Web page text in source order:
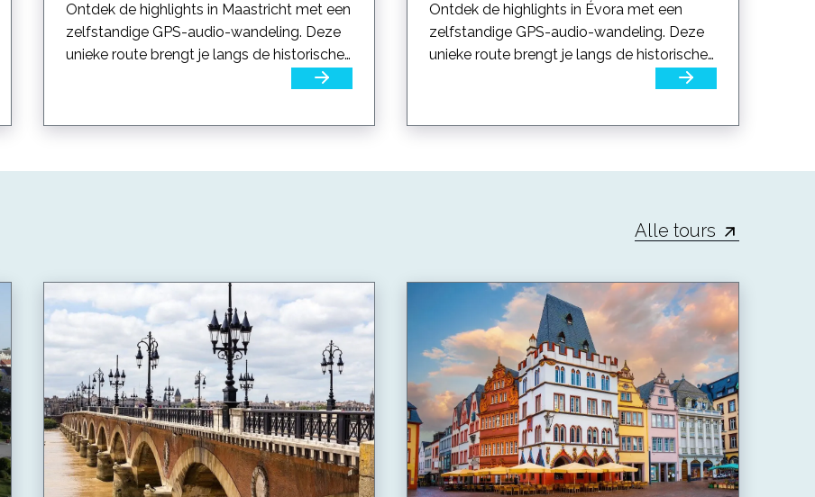
Ontdek de highlights in Maastricht met een
zelfstandige GPS-audio-wandeling. Deze
unieke route brengt je langs de historische
Ontdek de highlights in Évora met een
zelfstandige GPS-audio-wandeling. Deze
unieke route brengt je langs de historische
Alle tours